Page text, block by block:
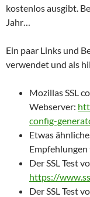
kostenlos ausgibt.
Jahr…
Ein paar Links und
verwendet und als
Mozillas SSL
Webserver:
config-
Etwas
Der SSL Test
https://
Der SSL Test